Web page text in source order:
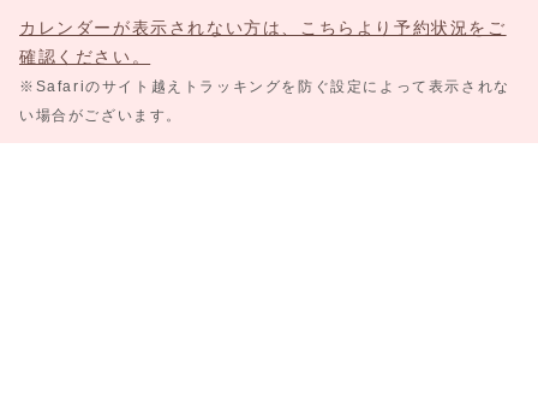
カレンダーが表示されない方は、こちらより予約状況をご
確認ください。
※Safariのサイト越えトラッキングを防ぐ設定によって表示されな
い場合がございます。